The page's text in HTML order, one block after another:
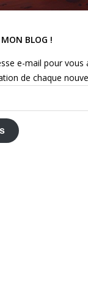
BLOG !
e-mail pour
de chaque